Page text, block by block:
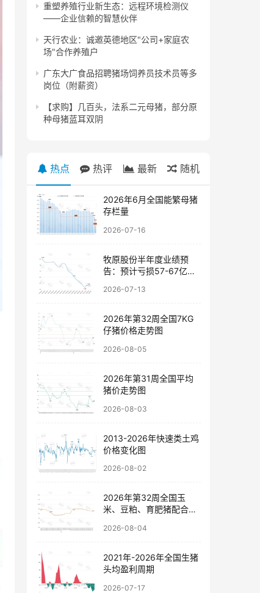
重塑养殖行业新生态：远程环境检测仪
——企业信赖的智慧伙伴
天行农业：诚邀英德地区"公司+家庭农
场"合作养殖户
广东大广食品招聘猪场饲养员技术员等多
岗位（附薪资）
【求购】几百头，法系二元母猪，部分原
种母猪蓝耳双阴
热点 热评 最新 随机
2026年6月全国能繁母猪
存栏量
2026-07-16
牧原股份半年度业绩预
告：预计亏损57-67亿
波动
2026-07-13
2026年第32周全国7KG
仔猪价格走势图
2026-08-05
2026年第31周全国平均
猪价走势图
2026-08-03
2013-2026年快速类土鸡
价格变化图
2026-08-02
2026年第32周全国玉
米、豆粕、育肥猪配合饲
2026-08-04
2021年-2026年全国生猪
头均盈利周期
2026-07-17